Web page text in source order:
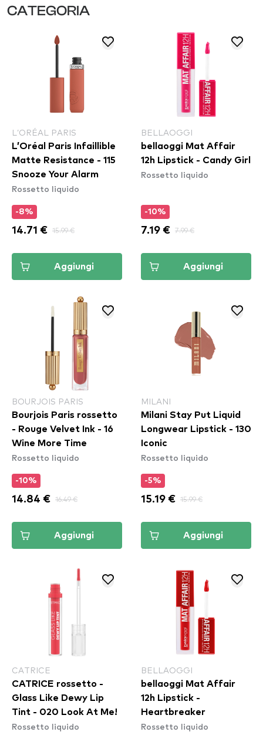
CATEGORIA
L’ORÉAL PARIS
L’Oréal Paris Infaillible
Matte Resistance - 115
Snooze Your Alarm
Rossetto liquido
-8%
14.71 € 15.99 €
Aggiungi
BELLAOGGI
bellaoggi Mat Affair
12h Lipstick - Candy Girl
Rossetto liquido
-10%
7.19 € 7.99 €
Aggiungi
BOURJOIS PARIS
Bourjois Paris rossetto
- Rouge Velvet Ink - 16
Wine More Time
Rossetto liquido
-10%
14.84 € 16.49 €
Aggiungi
MILANI
Milani Stay Put Liquid
Longwear Lipstick - 130
Iconic
Rossetto liquido
-5%
15.19 € 15.99 €
Aggiungi
CATRICE
CATRICE rossetto -
Glass Like Dewy Lip
Tint - 020 Look At Me!
Rossetto liquido
BELLAOGGI
bellaoggi Mat Affair
12h Lipstick -
Heartbreaker
Rossetto liquido